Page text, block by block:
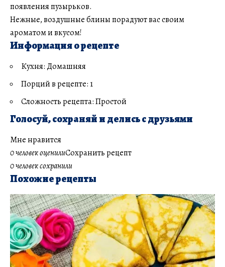
появления пузырьков.
Нежные, воздушные блины порадуют вас своим
ароматом и вкусом!
Информация о рецепте
Кухня: Домашняя
Порций в рецепте: 1
Сложность рецепта: Простой
Голосуй, сохраняй и делись с друзьями
Мне нравится
0 человек оценилиСохранить рецепт
0 человек сохранили
Похожие рецепты